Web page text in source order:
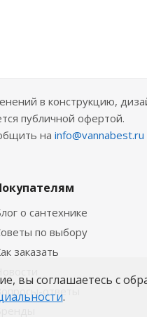
в конструкцию,
публичной офертой.
на info@vannabest.ru
о сантехнике
по выбору
заказать
ответы
вы соглашаетесь с
.